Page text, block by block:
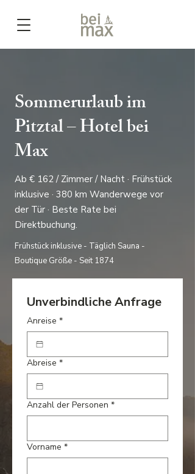
Sommerurlaub im
Pitztal – Hotel bei
Max
Ab € 162 / Zimmer / Nacht · Frühstück
inklusive · 380 km Wanderwege vor
der Tür · Beste Rate bei
Direktbuchung.
Frühstück inklusive - Täglich Sauna -
Boutique Größe - Seit 1874
Unverbindliche Anfrage
Anreise *
Abreise *
Anzahl der Personen *
Vorname *